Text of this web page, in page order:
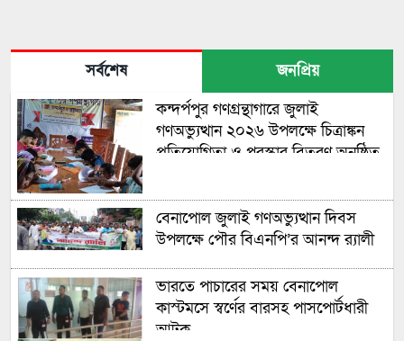
সর্বশেষ জনপ্রিয়
কন্দর্পপুর গণগ্রন্থাগারে জুলাই
গণঅভ্যুত্থান ২০২৬ উপলক্ষে চিত্রাঙ্কন
প্রতিযোগিতা ও পুরস্কার বিতরণ অনুষ্ঠিত
বেনাপোল জুলাই গণঅভ্যুত্থান দিবস
উপলক্ষে পৌর বিএনপি’র আনন্দ র‍্যালী
ভারতে পাচারের সময় বেনাপোল
কাস্টমসে স্বর্ণের বারসহ পাসপোর্টধারী
আটক